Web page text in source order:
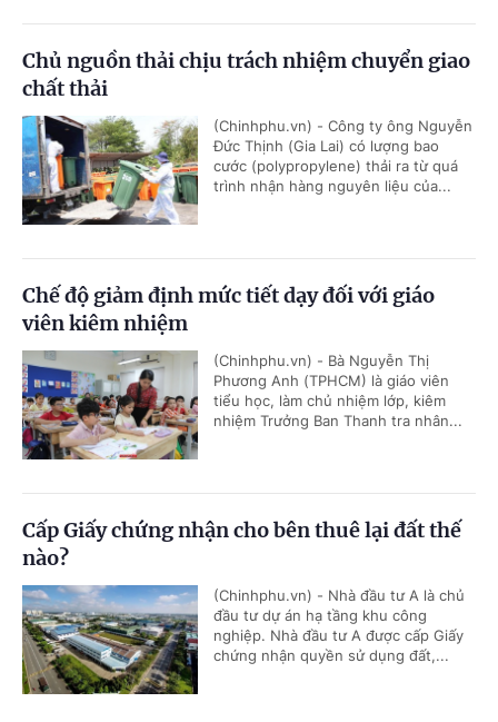
Chủ nguồn thải chịu trách nhiệm chuyển giao
chất thải
(Chinhphu.vn) - Công ty ông Nguyễn
Đức Thịnh (Gia Lai) có lượng bao
cước (polypropylene) thải ra từ quá
trình nhận hàng nguyên liệu của...
Chế độ giảm định mức tiết dạy đối với giáo
viên kiêm nhiệm
(Chinhphu.vn) - Bà Nguyễn Thị
Phương Anh (TPHCM) là giáo viên
tiểu học, làm chủ nhiệm lớp, kiêm
nhiệm Trưởng Ban Thanh tra nhân...
Cấp Giấy chứng nhận cho bên thuê lại đất thế
nào?
(Chinhphu.vn) - Nhà đầu tư A là chủ
đầu tư dự án hạ tầng khu công
nghiệp. Nhà đầu tư A được cấp Giấy
chứng nhận quyền sử dụng đất,...